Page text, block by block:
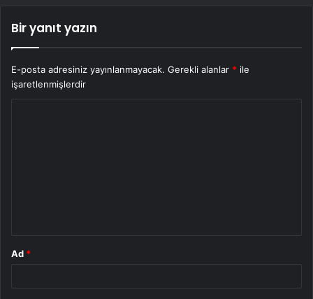
Bir yanıt yazın
E-posta adresiniz yayınlanmayacak. Gerekli alanlar * ile
işaretlenmişlerdir
Ad *